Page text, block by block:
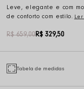
Leve, elegante e com
de conforto com estilo.
R$ 659,00R$ 329,50
Tabela de medidas